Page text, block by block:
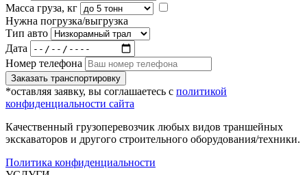
Масса груза, кг
Нужна погрузка/выгрузка
Тип авто
Дата
Номер телефона
Заказать транспортировку
*оставляя заявку, вы соглашаетесь с политикой
конфиденциальности сайта
Качественный грузоперевозчик любых видов траншейных
экскаваторов и другого строительного оборудования/техники.
Политика конфиденциальности